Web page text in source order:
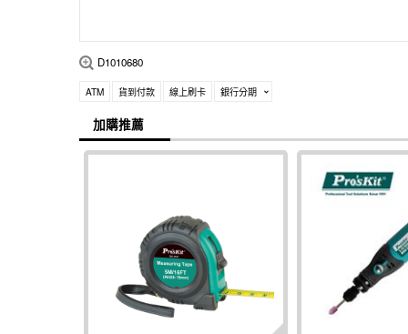
D1010680
ATM 貨到付款 線上刷卡 銀行分期
加購推薦